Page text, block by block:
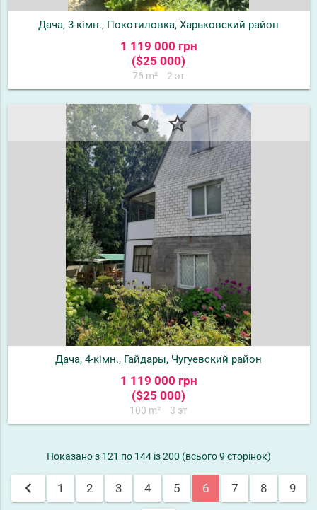
Дача, 3-кімн., Покотиловка, Харьковский район
1 119 000 грн
($25 000)
76 m² 2 эт
share star_border
Дача, 4-кімн., Гайдары, Чугуевский район
1 119 000 грн
($25 000)
100 m² 3 эт
Показано з 121 по 144 із 200 (всього 9 сторінок)
chevron_left 1 2 3 4 5 6 7 8 9